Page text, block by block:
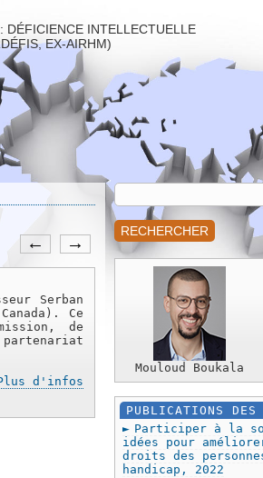
DÉFICIENCE INTELLECTUELLE
EX-AIRHM)
Serban
Ce
de
d'infos
Mouloud Boukala
PUBLICATIONS DES
Participer à la
idées pour
droits des
handicap, 2022